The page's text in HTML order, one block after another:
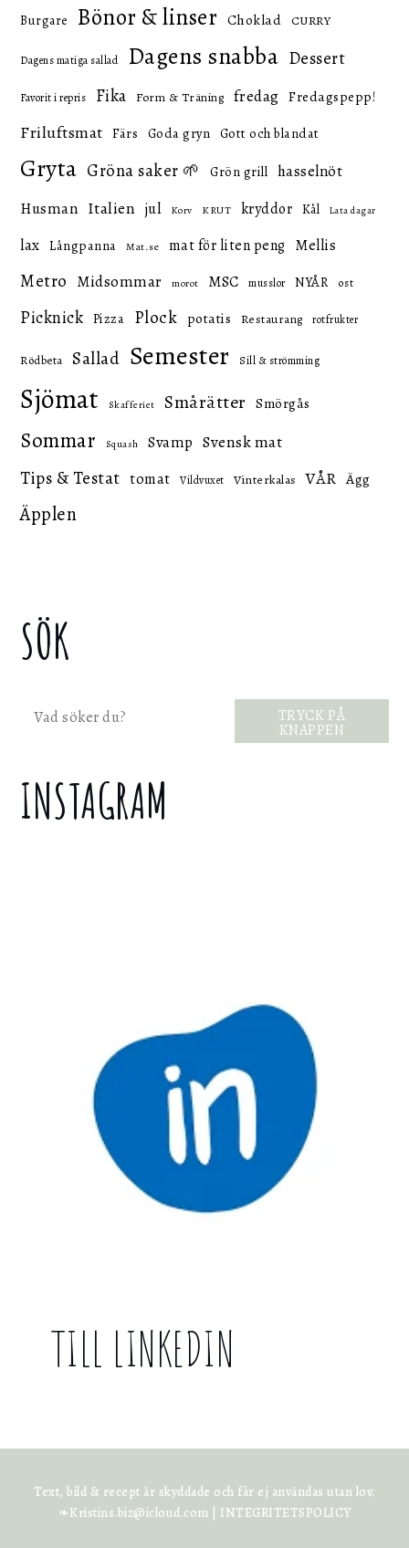
Burgare Bönor & linser Choklad CURRY
Dagens matiga sallad Dagens snabba Dessert
Favorit i repris Fika Form & Träning fredag Fredagspepp!
Friluftsmat Färs Goda gryn Gott och blandat
Gryta Gröna saker 🌱 Grön grill hasselnöt
Husman Italien jul Korv KRUT kryddor Kål Lata dagar
lax Långpanna Mat.se mat för liten peng Mellis
Metro Midsommar morot MSC musslor NYÅR ost
Picknick Pizza Plock potatis Restaurang rotfrukter
Rödbeta Sallad Semester Sill & strömming
Sjömat Skafferiet Smårätter Smörgås
Sommar Squash Svamp Svensk mat
Tips & Testat tomat Vildvuxet Vinterkalas VÅR Ägg
Äpplen
SÖK
Sök TRYCK PÅ
KNAPPEN
INSTAGRAM
TILL LINKEDIN
Text, bild & recept är skyddade och får ej användas utan lov.
❧Kristins.biz@icloud.com | INTEGRITETSPOLICY